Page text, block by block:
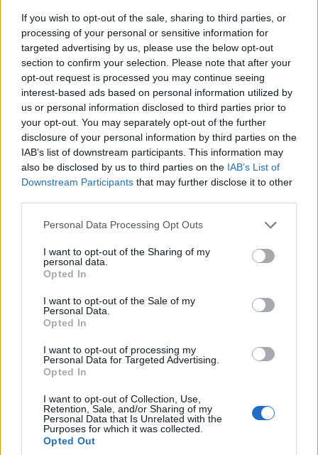
If you wish to opt-out of the sale, sharing to third parties, or
processing of your personal or sensitive information for
targeted advertising by us, please use the below opt-out
section to confirm your selection. Please note that after your
opt-out request is processed you may continue seeing
interest-based ads based on personal information utilized by
us or personal information disclosed to third parties prior to
your opt-out. You may separately opt-out of the further
disclosure of your personal information by third parties on the
IAB’s list of downstream participants. This information may
also be disclosed by us to third parties on the IAB’s List of
Downstream Participants that may further disclose it to other
Please note that this website/app uses one or more Google
not limited to your visit or usage behaviour. You may click to
grant or deny consent to Google and its third-party tags to
use your data for below specified purposes in below Google
consent section.
Personal Data Processing Opt Outs
I want to opt-out of the Sharing of my
personal data.
Opted In
I want to opt-out of the Sale of my
Personal Data.
Opted In
I want to opt-out of processing my
Personal Data for Targeted Advertising.
Opted In
I want to opt-out of Collection, Use,
Retention, Sale, and/or Sharing of my
Personal Data that Is Unrelated with the
Purposes for which it was collected.
Opted Out
– Όσα πρέπει να
γνωρίζουν οι
μισθωτοί του
ιδιωτικού τομέα
10 Αυγούστου 2026, 9:31
“Ο Δρόμος της
Επανάστασης” στις
12/8
10 Αυγούστου 2026, 9:00
πμ
του e-ptolemeos.gr:
The Hunters – Teen
Scene (1960)
9 Αυγούστου 2026, 9:00 μμ
εναέριες
Άγιο Νικάνορα
Ζάβορδας στα
9 Αυγούστου 2026, 8:01 μμ